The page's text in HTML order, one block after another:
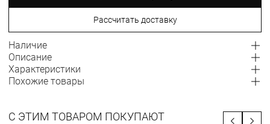
Рассчитать доставку
Наличие
Описание
Характеристики
Похожие товары
С ЭТИМ ТОВАРОМ ПОКУПАЮТ